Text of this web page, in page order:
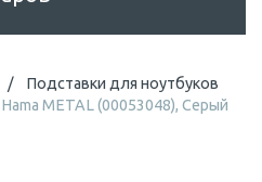
Подставки для ноутбуков
METAL (00053048), Серый